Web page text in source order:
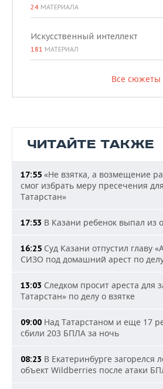
24 МАТЕРИАЛА
Искусственный интеллект
181 МАТЕРИАЛ
Все сюжеты
ЧИТАЙТЕ ТАКЖЕ
17:55 «Не взятка, а возмещение
смог избрать меру пресечения
Татарстан»
17:53 В Казани ребенок выпал из
16:25 Суд Казани отпустил главу
СИЗО под домашний арест по
13:03 Следком просит ареста для
Татарстан» по делу о взятке
09:00 Над Татарстаном и еще 17
сбили 203 БПЛА за ночь
08:23 В Екатеринбурге загорелся
объект Wildberries после атаки